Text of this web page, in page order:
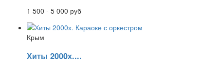
1 500 - 5 000 руб
Крым
Хиты 2000х....